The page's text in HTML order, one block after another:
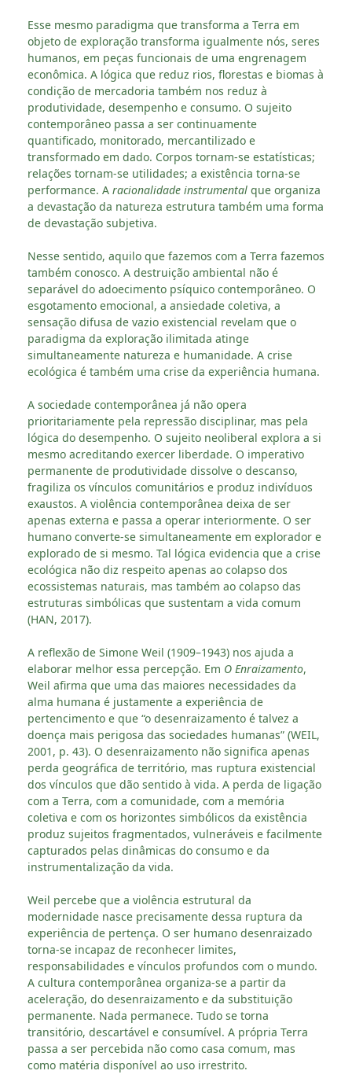
Esse mesmo paradigma que transforma a Terra em
objeto de exploração transforma igualmente nós, seres
humanos, em peças funcionais de uma engrenagem
econômica. A lógica que reduz rios, florestas e biomas à
condição de mercadoria também nos reduz à
produtividade, desempenho e consumo. O sujeito
contemporâneo passa a ser continuamente
quantificado, monitorado, mercantilizado e
transformado em dado. Corpos tornam-se estatísticas;
relações tornam-se utilidades; a existência torna-se
performance. A racionalidade instrumental que organiza
a devastação da natureza estrutura também uma forma
de devastação subjetiva.
Nesse sentido, aquilo que fazemos com a Terra fazemos
também conosco. A destruição ambiental não é
separável do adoecimento psíquico contemporâneo. O
esgotamento emocional, a ansiedade coletiva, a
sensação difusa de vazio existencial revelam que o
paradigma da exploração ilimitada atinge
simultaneamente natureza e humanidade. A crise
ecológica é também uma crise da experiência humana.
A sociedade contemporânea já não opera
prioritariamente pela repressão disciplinar, mas pela
lógica do desempenho. O sujeito neoliberal explora a si
mesmo acreditando exercer liberdade. O imperativo
permanente de produtividade dissolve o descanso,
fragiliza os vínculos comunitários e produz indivíduos
exaustos. A violência contemporânea deixa de ser
apenas externa e passa a operar interiormente. O ser
humano converte-se simultaneamente em explorador e
explorado de si mesmo. Tal lógica evidencia que a crise
ecológica não diz respeito apenas ao colapso dos
ecossistemas naturais, mas também ao colapso das
estruturas simbólicas que sustentam a vida comum
(HAN, 2017).
A reflexão de Simone Weil (1909–1943) nos ajuda a
elaborar melhor essa percepção. Em O Enraizamento,
Weil afirma que uma das maiores necessidades da
alma humana é justamente a experiência de
pertencimento e que “o desenraizamento é talvez a
doença mais perigosa das sociedades humanas” (WEIL,
2001, p. 43). O desenraizamento não significa apenas
perda geográfica de território, mas ruptura existencial
dos vínculos que dão sentido à vida. A perda de ligação
com a Terra, com a comunidade, com a memória
coletiva e com os horizontes simbólicos da existência
produz sujeitos fragmentados, vulneráveis e facilmente
capturados pelas dinâmicas do consumo e da
instrumentalização da vida.
Weil percebe que a violência estrutural da
modernidade nasce precisamente dessa ruptura da
experiência de pertença. O ser humano desenraizado
torna-se incapaz de reconhecer limites,
responsabilidades e vínculos profundos com o mundo.
A cultura contemporânea organiza-se a partir da
aceleração, do desenraizamento e da substituição
permanente. Nada permanece. Tudo se torna
transitório, descartável e consumível. A própria Terra
passa a ser percebida não como casa comum, mas
como matéria disponível ao uso irrestrito.